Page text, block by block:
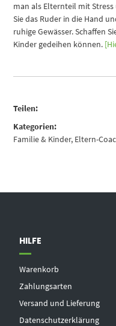
man als Elternteil mit
Sie das Ruder in die Hand
ruhige Gewässer. Schaffen
Kinder gedeihen können.
Teilen:
Kategorien:
Familie & Kinder, Eltern-
HILFE
Warenkorb
Zahlungsarten
Versand und Lieferung
Datenschutzerklärung